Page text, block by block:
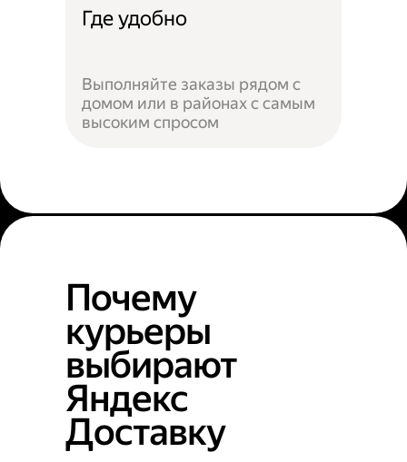
Где удобно
Выполняйте заказы рядом с
домом или в районах с самым
высоким спросом
Почему
курьеры
выбирают
Яндекс
Доставку